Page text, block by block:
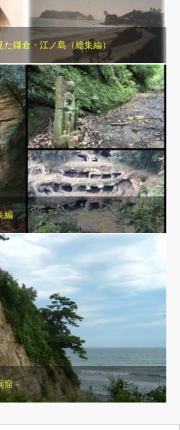
た鎌倉・江ノ島（総集編）
編
－